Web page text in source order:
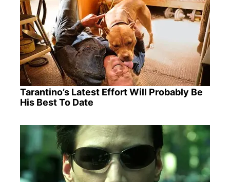
Tarantino’s Latest Effort Will Probably Be
His Best To Date